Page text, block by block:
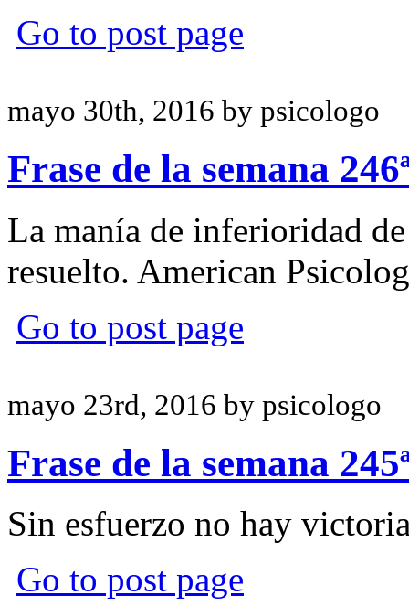
Go to post page
mayo 30th, 2016 by psicologo
Frase de la semana
La manía de inferioridad
resuelto. American
Go to post page
mayo 23rd, 2016 by psicologo
Frase de la semana
Sin esfuerzo no hay
Go to post page